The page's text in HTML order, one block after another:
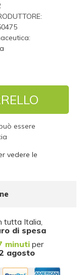
essere
vedere le
tutta Italia,
di spesa
minuti per
agosto